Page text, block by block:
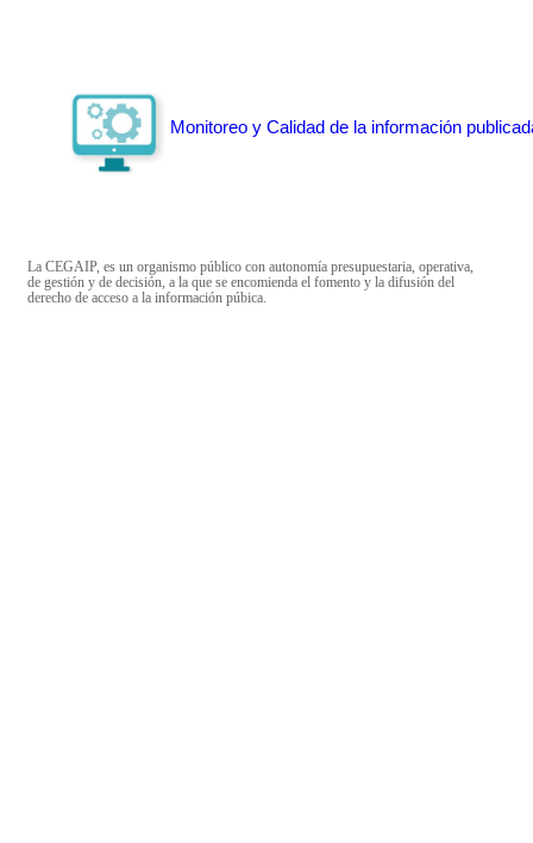
Monitoreo y Calidad de la información
La CEGAIP, es un organismo público con autonomía presupuestaria, operativa,
de gestión y de decisión, a la que se encomienda el fomento y la difusión del
derecho de acceso a la información púbica.